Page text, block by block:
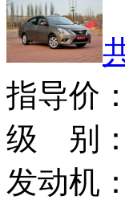
指导价：
级 别：
发动机：